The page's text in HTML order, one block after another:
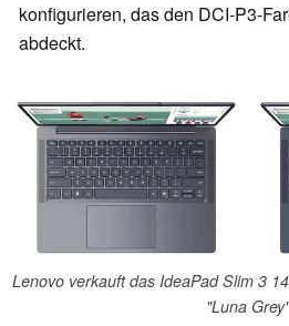
konfigurieren, das den DCI-P3-
abdeckt.
Lenovo verkauft das IdeaPad Slim 3
"Luna Grey"